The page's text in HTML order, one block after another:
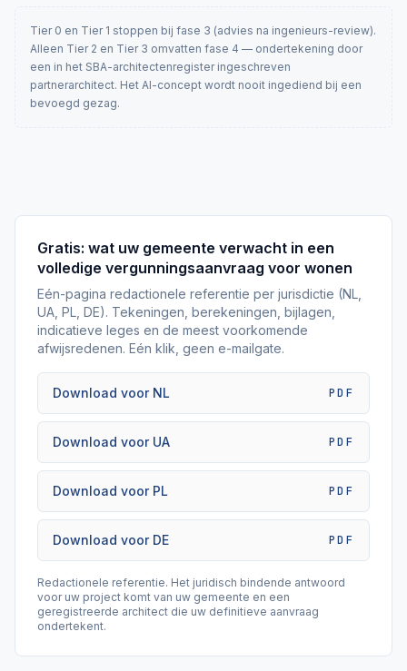
Tier 0 en Tier 1 stoppen bij fase 3 (advies na ingenieurs-review).
Alleen Tier 2 en Tier 3 omvatten fase 4 — ondertekening door
een in het SBA-architectenregister ingeschreven
partnerarchitect. Het AI-concept wordt nooit ingediend bij een
bevoegd gezag.
Gratis: wat uw gemeente verwacht in een
volledige vergunningsaanvraag voor wonen
Eén-pagina redactionele referentie per jurisdictie (NL,
UA, PL, DE). Tekeningen, berekeningen, bijlagen,
indicatieve leges en de meest voorkomende
afwijsredenen. Eén klik, geen e-mailgate.
Download voor NL PDF
Download voor UA PDF
Download voor PL PDF
Download voor DE PDF
Redactionele referentie. Het juridisch bindende antwoord
voor uw project komt van uw gemeente en een
geregistreerde architect die uw definitieve aanvraag
ondertekent.